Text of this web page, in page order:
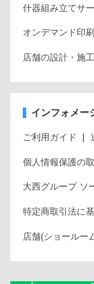
什器組み立てサ
オンデマンド印
店舗の設計・施
インフォメー
ご利用ガイド
個人情報保護の
大西グループ ソ
特定商取引法に
店舗(ショールー